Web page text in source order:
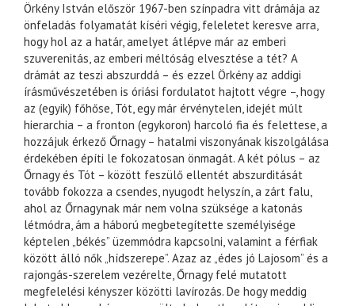
Örkény István először 1967-ben színpadra vitt drámája az
önfeladás folyamatát kíséri végig, feleletet keresve arra,
hogy hol az a határ, amelyet átlépve már az emberi
szuverenitás, az emberi méltóság elvesztése a tét? A
drámát az teszi abszurddá – és ezzel Örkény az addigi
írásművészetében is óriási fordulatot hajtott végre –, hogy
az (egyik) főhőse, Tót, egy már érvénytelen, idejét múlt
hierarchia – a fronton (egykoron) harcoló fia és felettese, a
hozzájuk érkező Őrnagy – hatalmi viszonyának kiszolgálása
érdekében építi le fokozatosan önmagát. A két pólus – az
Őrnagy és Tót – között feszülő ellentét abszurditását
tovább fokozza a csendes, nyugodt helyszín, a zárt falu,
ahol az Őrnagynak már nem volna szüksége a katonás
létmódra, ám a háború megbetegítette személyisége
képtelen „békés” üzemmódra kapcsolni, valamint a férfiak
között álló nők „hídszerepe”. Azaz az „édes jó Lajosom” és a
rajongás-szerelem vezérelte, Őrnagy felé mutatott
megfelelési kényszer közötti lavírozás. De hogy meddig